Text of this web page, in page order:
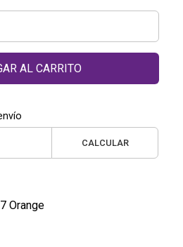
AL CARRITO
CALCULAR
Orange